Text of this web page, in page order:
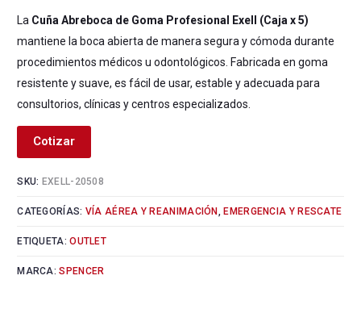
La Cuña Abreboca de Goma Profesional Exell (Caja x 5)
mantiene la boca abierta de manera segura y cómoda durante
procedimientos médicos u odontológicos. Fabricada en goma
resistente y suave, es fácil de usar, estable y adecuada para
consultorios, clínicas y centros especializados.
Cotizar
SKU: EXELL-20508
CATEGORÍAS: VÍA AÉREA Y REANIMACIÓN , EMERGENCIA Y RESCATE
ETIQUETA:OUTLET
MARCA:SPENCER